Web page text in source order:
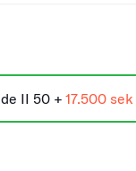
II 50 + 17.500